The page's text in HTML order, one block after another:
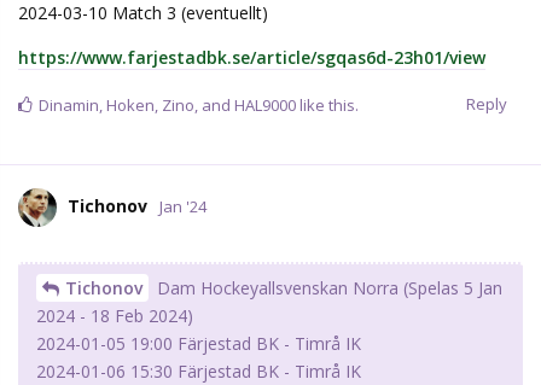
2024-03-10 Match 3 (eventuellt)
https://www.farjestadbk.se/article/sgqas6d-23h01/view
Reply
Dinamin, Hoken, Zino, and HAL9000 like this.
Tichonov Jan '24
Tichonov
Dam Hockeyallsvenskan Norra (Spelas 5 Jan
2024 - 18 Feb 2024)
2024-01-05 19:00 Färjestad BK - Timrå IK
2024-01-06 15:30 Färjestad BK - Timrå IK